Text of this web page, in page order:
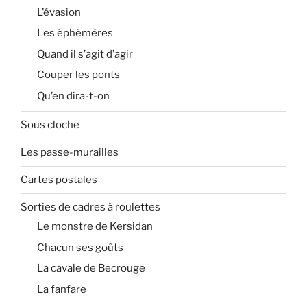
L’évasion
Les éphémères
Quand il s’agit d’agir
Couper les ponts
Qu’en dira-t-on
Sous cloche
Les passe-murailles
Cartes postales
Sorties de cadres à roulettes
Le monstre de Kersidan
Chacun ses goûts
La cavale de Becrouge
La fanfare